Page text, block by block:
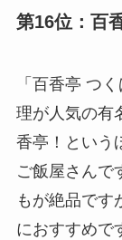
第16位：百
「百香亭 つ
理が人気の有
香亭！という
ご飯屋さんで
もが絶品です
におすすめで